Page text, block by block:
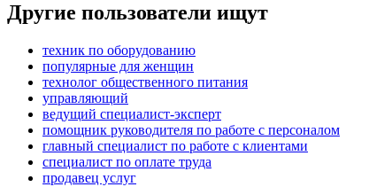
Другие пользователи ищут
техник по оборудованию
популярные для женщин
технолог общественного питания
управляющий
ведущий специалист-эксперт
помощник руководителя по работе с персоналом
главный специалист по работе с клиентами
специалист по оплате труда
продавец услуг